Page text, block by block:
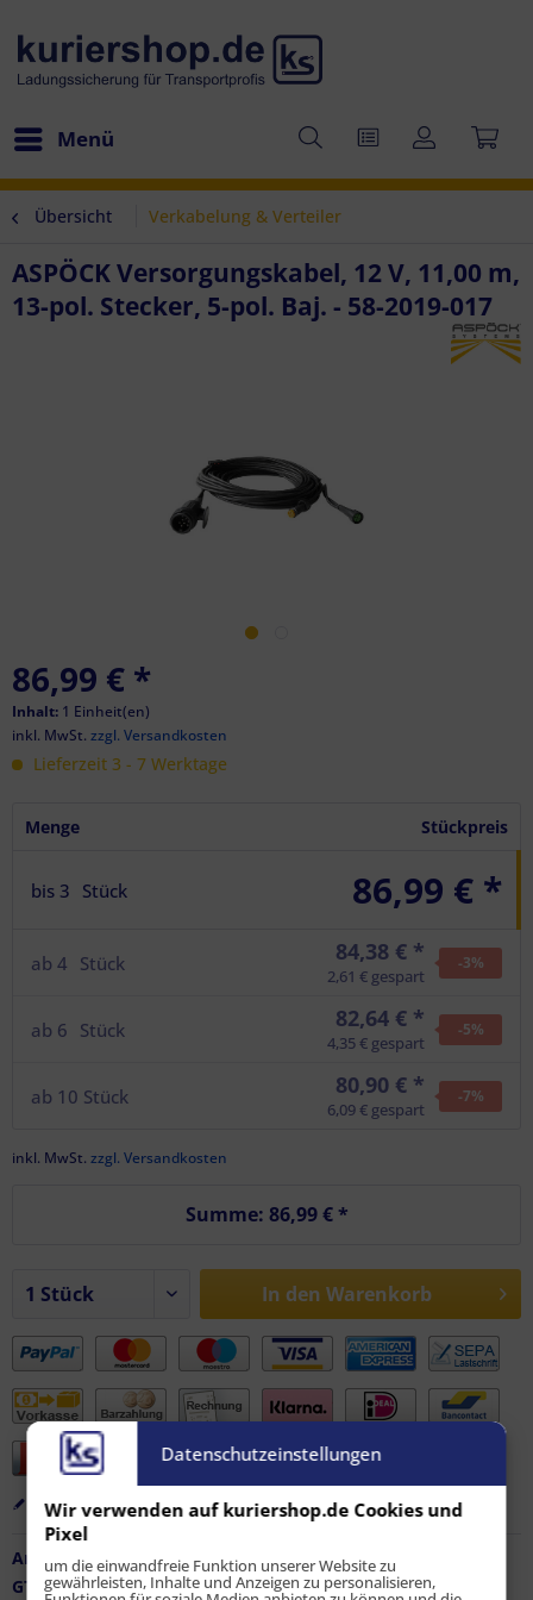
Menü
Übersicht Verkabelung & Verteiler
ASPÖCK Versorgungskabel, 12 V, 11,00 m,
13-pol. Stecker, 5-pol. Baj. - 58-2019-017
86,99 € *
Inhalt: 1 Einheit(en)
inkl. MwSt. zzgl. Versandkosten
Lieferzeit 3 - 7 Werktage
Menge Stückpreis
bis 3 Stück 86,99 € *
ab 4 Stück 84,38 € *
2,61 € gespart
-3%
ab 6 Stück 82,64 € *
4,35 € gespart
-5%
ab 10 Stück 80,90 € *
6,09 € gespart
-7%
inkl. MwSt. zzgl. Versandkosten
Summe: 86,99 €*
In den Warenkorb
Merken Bewerten Empfehlen
Artikel-Nr.:
FZ-AF-12154
GTIN / EAN:
9010486087151
Datenschutzeinstellungen
Wir verwenden auf kuriershop.de Cookies und
Pixel
um die einwandfreie Funktion unserer Website zu
gewährleisten, Inhalte und Anzeigen zu personalisieren,